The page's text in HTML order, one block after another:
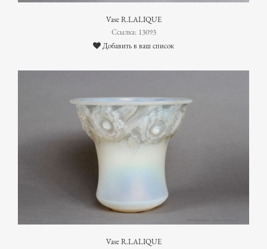
Vase R.LALIQUE
Ссылка: 13093
Добавить в ваш список
Vase R.LALIQUE